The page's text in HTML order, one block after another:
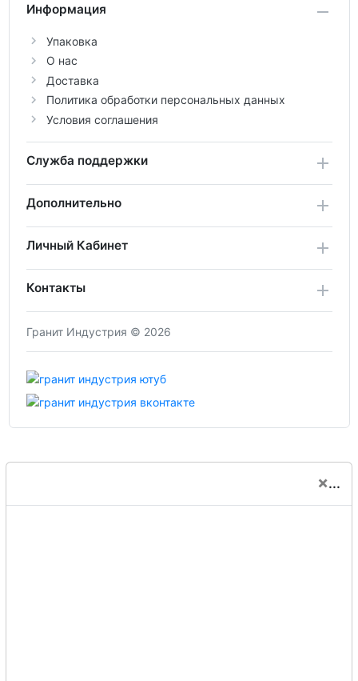
Информация
Упаковка
О нас
Доставка
Политика обработки персональных данных
Условия соглашения
Служба поддержки
Дополнительно
Личный Кабинет
Контакты
Гранит Индустрия © 2026
×...